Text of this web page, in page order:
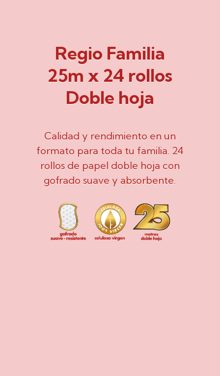
Regio Familia
25m x 24 rollos
Doble hoja
Calidad y rendimiento en un
formato para toda tu familia. 24
rollos de papel doble hoja con
gofrado suave y absorbente.